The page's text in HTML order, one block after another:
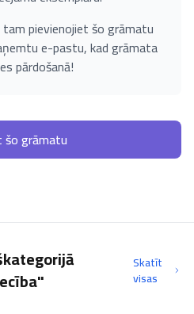
tam pievienojiet šo grāmatu
e-pastu, kad grāmata
pārdošanā!
šo grāmatu
Skatīt
visas